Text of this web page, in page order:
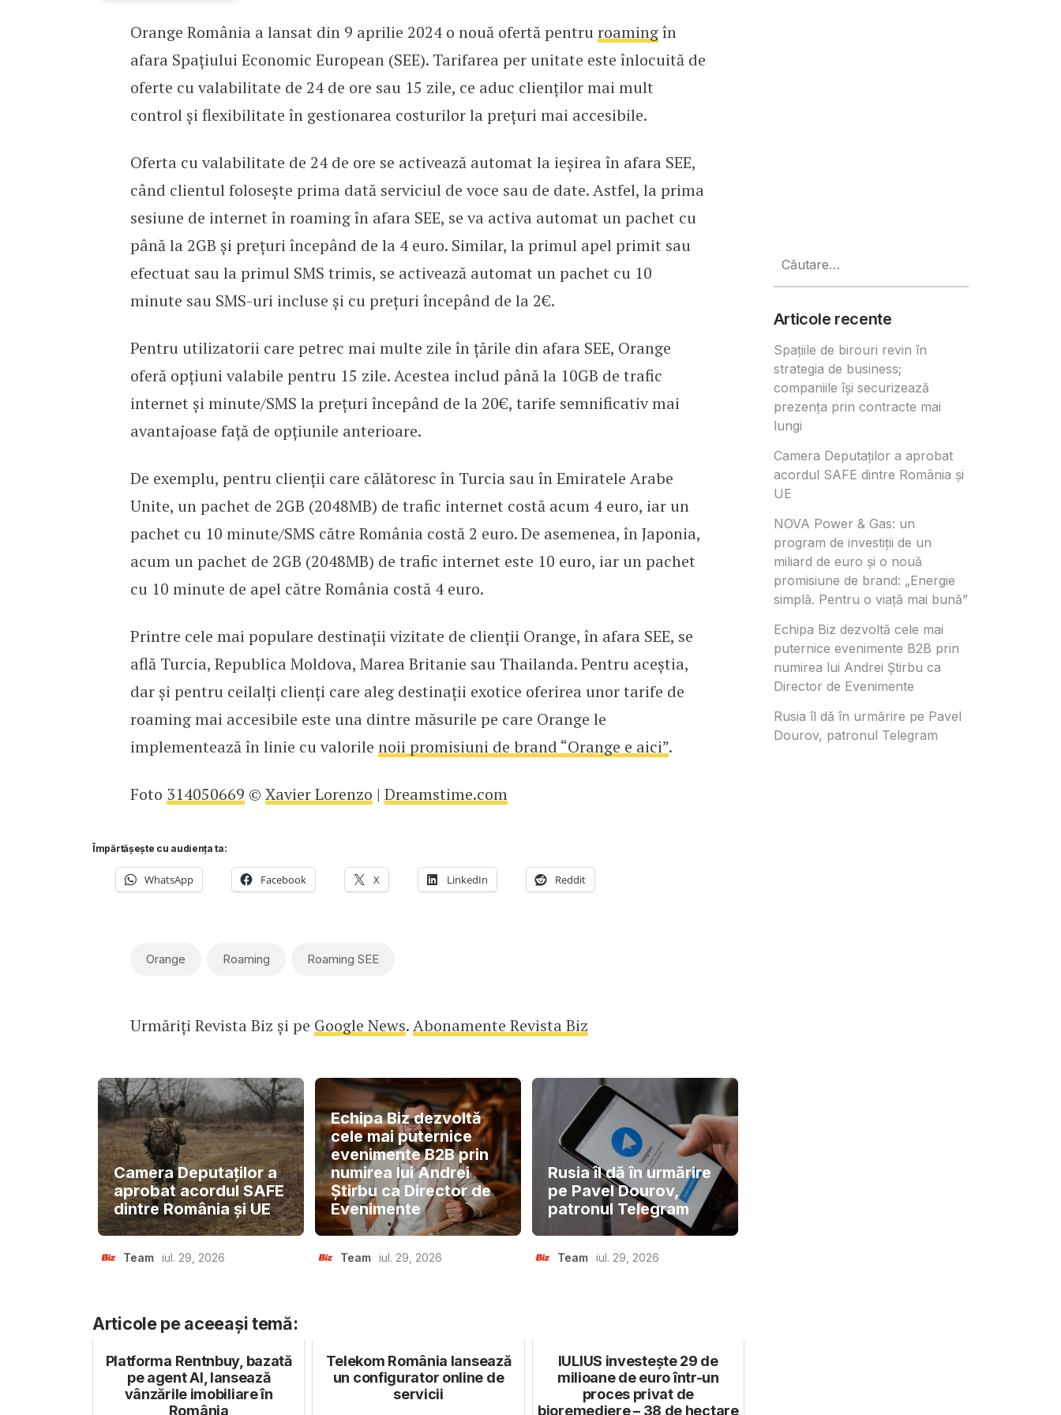
Orange introduce o nouă ofertă de roaming în afara SEE, valabilă pentru 24 de ore sau 15
Orange România a lansat din 9 aprilie 2024 o nouă ofertă pentru roamingîn
afara Spațiului Economic European (SEE). Tarifarea per unitate este înlocuită de
oferte cu valabilitate de 24 de ore sau 15 zile, ce aduc clienților mai mult
control și flexibilitate în gestionarea costurilor la prețuri mai accesibile.
Oferta cu valabilitate de 24 de ore se activează automat la ieșirea în afara SEE,
când clientul folosește prima dată serviciul de voce sau de date. Astfel, la prima
sesiune de internet în roaming în afara SEE, se va activa automat un pachet cu
până la 2GB și prețuri începând de la 4 euro. Similar, la primul apel primit sau
efectuat sau la primul SMS trimis, se activează automat un pachet cu 10
minute sau SMS-uri incluse și cu prețuri începând de la 2€.
Pentru utilizatorii care petrec mai multe zile în țările din afara SEE, Orange
oferă opțiuni valabile pentru 15 zile. Acestea includ până la 10GB de trafic
internet și minute/SMS la prețuri începând de la 20€, tarife semnificativ mai
avantajoase față de opțiunile anterioare.
De exemplu, pentru clienții care călătoresc în Turcia sau în Emiratele Arabe
Unite, un pachet de 2GB (2048MB) de trafic internet costă acum 4 euro, iar un
pachet cu 10 minute/SMS către România costă 2 euro. De asemenea, în Japonia,
acum un pachet de 2GB (2048MB) de trafic internet este 10 euro, iar un pachet
cu 10 minute de apel către România costă 4 euro.
Printre cele mai populare destinații vizitate de clienții Orange, în afara SEE, se
află Turcia, Republica Moldova, Marea Britanie sau Thailanda. Pentru aceștia,
dar și pentru ceilalți clienți care aleg destinații exotice oferirea unor tarife de
roaming mai accesibile este una dintre măsurile pe care Orange le
implementează în linie cu valorile noii promisiuni de brand “Orange e aici”.
Foto 314050669 © Xavier Lorenzo | Dreamstime.com
Împărtășește cu audiența ta:
WhatsApp Facebook X LinkedIn Reddit
Orange Roaming Roaming SEE
Urmăriți Revista Biz și pe Google News.Abonamente Revista Biz
Camera Deputaților a
aprobat acordul SAFE
dintre România și UE
Team iul. 29, 2026
Echipa Biz dezvoltă
cele mai puternice
evenimente B2B prin
numirea lui Andrei
Știrbu ca Director de
Evenimente
Team iul. 29, 2026
Rusia îl dă în urmărire
pe Pavel Dourov,
patronul Telegram
Team iul. 29, 2026
Articole pe aceeași temă:
Platforma Rentnbuy, bazată
pe agent AI, lansează
vânzările imobiliare în
România
Telekom România lansează
un configurator online de
servicii
IULIUS investește 29 de
milioane de euro într-un
proces privat de
bioremediere – 38 de hectare
după:
Articole recente
Spațiile de birouri revin în
strategia de business;
companiile își securizează
prezența prin contracte mai
lungi
Camera Deputaților a aprobat
acordul SAFE dintre România și
UE
NOVA Power & Gas: un
program de investiții de un
miliard de euro și o nouă
promisiune de brand: „Energie
simplă. Pentru o viață mai bună”
Echipa Biz dezvoltă cele mai
puternice evenimente B2B prin
numirea lui Andrei Știrbu ca
Director de Evenimente
Rusia îl dă în urmărire pe Pavel
Dourov, patronul Telegram